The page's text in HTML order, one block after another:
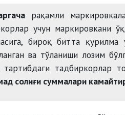
рақамли
учун маркировкани
бироқ битта қурилма
ва тўланиши лозим
тадбиркорлар
солиғи суммалари